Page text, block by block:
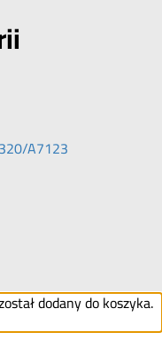
A7123
dodany do koszyka.